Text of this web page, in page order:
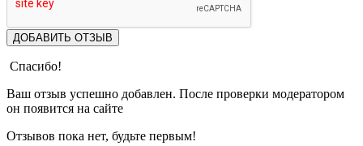
ДОБАВИТЬ ОТЗЫВ
Спасибо!
Ваш отзыв успешно добавлен. После проверки модератором
он появится на сайте
Отзывов пока нет, будьте первым!